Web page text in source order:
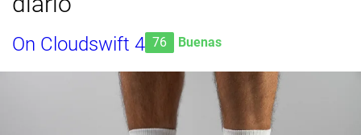
On Cloudswift 4 76 Buenas